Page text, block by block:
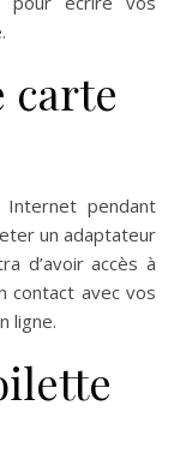
carte
Internet pendant
un adaptateur
d’avoir accès à
avec vos
ligne.